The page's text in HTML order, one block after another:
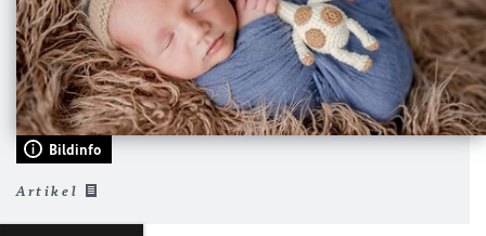
Bildinfo
Artikel